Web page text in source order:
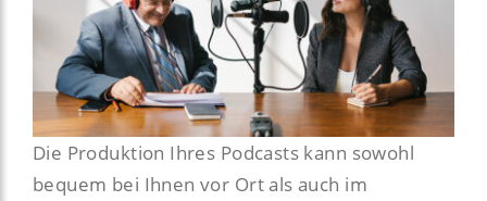
Die Produktion Ihres Podcasts kann sowohl
bequem bei Ihnen vor Ort als auch im